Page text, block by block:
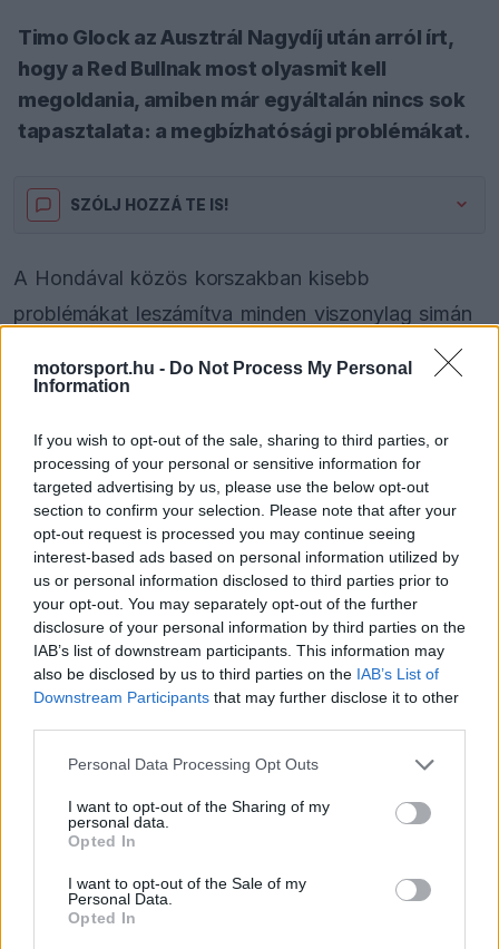
motorsport.hu - Do Not Process My Personal
Information
If you wish to opt-out of the sale, sharing to third parties, or
processing of your personal or sensitive information for
targeted advertising by us, please use the below opt-out
section to confirm your selection. Please note that after your
opt-out request is processed you may continue seeing
interest-based ads based on personal information utilized by
us or personal information disclosed to third parties prior to
your opt-out. You may separately opt-out of the further
disclosure of your personal information by third parties on the
IAB’s list of downstream participants. This information may
also be disclosed by us to third parties on the IAB’s List of
Downstream Participants that may further disclose it to other
Please note that this website/app uses one or more Google
not limited to your visit or usage behaviour. You may click to
grant or deny consent to Google and its third-party tags to
use your data for below specified purposes in below Google
consent section.
Personal Data Processing Opt Outs
I want to opt-out of the Sharing of my
personal data.
Opted In
I want to opt-out of the Sale of my
Personal Data.
Opted In
Timo Glock az Ausztrál Nagydíj után arról írt,
hogy a Red Bullnak most olyasmit kell
megoldania, amiben már egyáltalán nincs sok
tapasztalata: a megbízhatósági problémákat.
SZÓLJ HOZZÁ TE IS!
A Hondával közös korszakban kisebb
problémákat leszámítva minden viszonylag simán
legjobb, amit a frusztrált
Max Verstappen
„Ki kell deríteni a hibák okait. A Red Bull nem
ehhez van szokva. Az elmúlt években a
csapatnak nem voltak technikai problémái. Ki kell
elemezniük, hogy mi az oka" - mondta Glock, aki
szerint sürgős a dolog. „Mégis, ez a legrosszabb
forgatókönyv, mert már így is túl sok pontot
veszítenek a szezon elején" – tette hozzá.
is
loading.
This
modal
the server or network failed or because the format